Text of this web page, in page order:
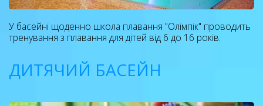
У басейні щоденно школа плавання "Олімпік" проводить
тренування з плавання для дітей від 6 до 16 років.
ДИТЯЧИЙ БАСЕЙН